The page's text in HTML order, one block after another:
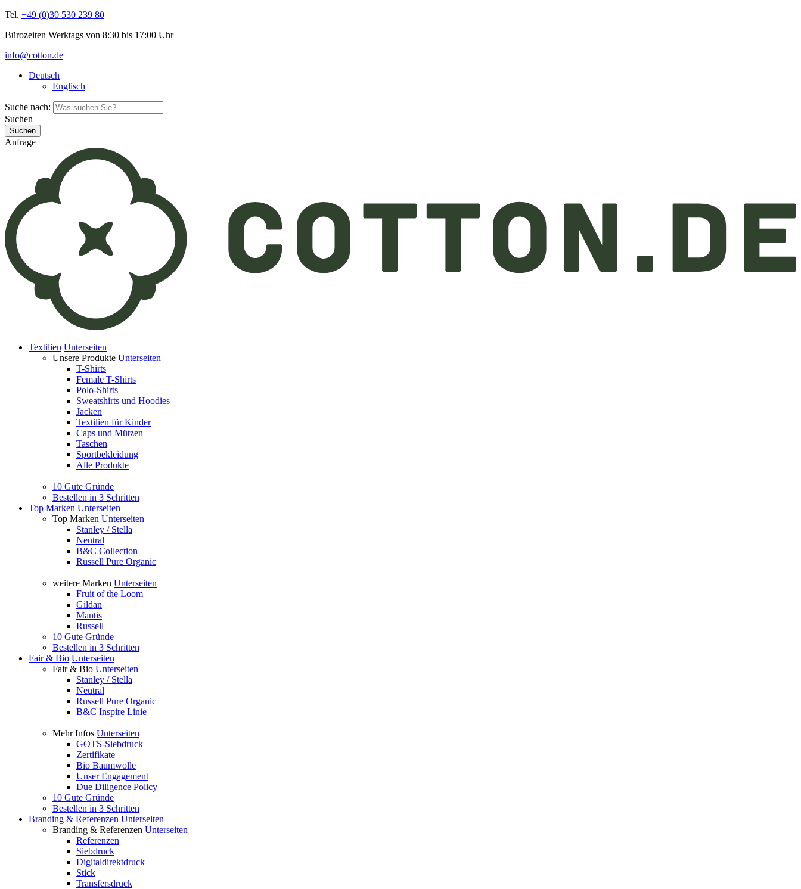
Tel. +49 (0)30 530 239 80
Bürozeiten Werktags von 8:30 bis 17:00 Uhr
info@cotton.de
Deutsch
Englisch
Suche nach:
Suchen
Anfrage
Textilien Unterseiten
Unsere Produkte Unterseiten
T-Shirts
Female T-Shirts
Polo-Shirts
Sweatshirts und Hoodies
Jacken
Textilien für Kinder
Caps und Mützen
Taschen
Sportbekleidung
Alle Produkte
10 Gute Gründe
Bestellen in 3 Schritten
Top Marken Unterseiten
Top Marken Unterseiten
Stanley / Stella
Neutral
B&C Collection
Russell Pure Organic
weitere Marken Unterseiten
Fruit of the Loom
Gildan
Mantis
Russell
10 Gute Gründe
Bestellen in 3 Schritten
Fair & Bio Unterseiten
Fair & Bio Unterseiten
Stanley / Stella
Neutral
Russell Pure Organic
B&C Inspire Linie
Mehr Infos Unterseiten
GOTS-Siebdruck
Zertifikate
Bio Baumwolle
Unser Engagement
Due Diligence Policy
10 Gute Gründe
Bestellen in 3 Schritten
Branding & Referenzen Unterseiten
Branding & Referenzen Unterseiten
Referenzen
Siebdruck
Digitaldirektdruck
Stick
Transfersdruck